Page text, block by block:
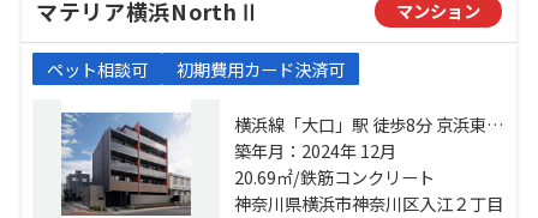
マテリア横浜NorthⅡ マンション
ペット相談可 初期費用カード決済可
横浜線「大口」駅 徒歩8分 京浜東北
線「新子安」駅 徒歩12分 京急本線
「京急新子安」駅 徒歩13分
築年月：2024年 12月
20.69㎡/鉄筋コンクリート
神奈川県横浜市神奈川区入江２丁目